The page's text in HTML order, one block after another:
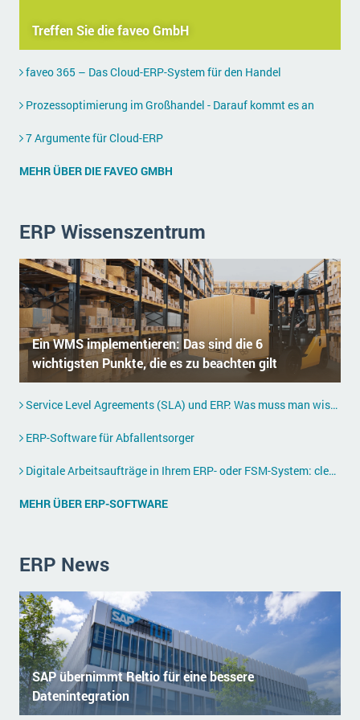
Produktion
Textil und Mode
Vermietung
Versorgung
Service Level Agreements (SLA) und ERP: Was muss man wissen?
SAP übernimmt Reltio für eine bessere
Datenintegration
Die „SaaSpocalypse“: Was ist das und was bedeutet es für die Zukunft von Unternehmenssoftware?
SAP investiert mit zwei strategischen Übernahmen in Enterprise-KI
ERP-Trends in der Produktion
NACHRICHTENARCHIV
Treffen Sie die faveo GmbH
faveo 365 – Das Cloud-ERP-System für den Handel
Prozessoptimierung im Großhandel - Darauf kommt es an
7 Argumente für Cloud-ERP
MEHR ÜBER DIE FAVEO GMBH
ERP Wissenszentrum
Ein WMS implementieren: Das sind die 6
wichtigsten Punkte, die es zu beachten gilt
Service Level Agreements (SLA) und ERP: Was muss man wissen?
ERP-Software für Abfallentsorger
Digitale Arbeitsaufträge in Ihrem ERP- oder FSM-System: clever und effizient
MEHR ÜBER ERP-SOFTWARE
ERP News
SAP übernimmt Reltio für eine bessere
Datenintegration